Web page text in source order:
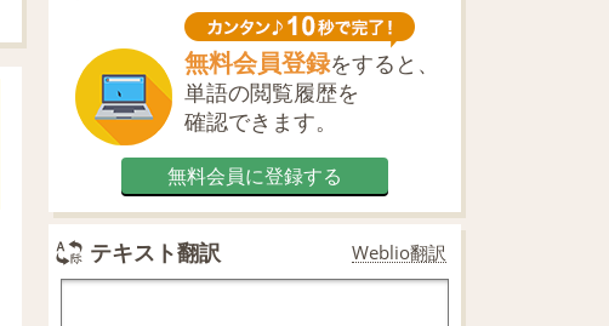
無料会員登録をすると、
単語の閲覧履歴を
確認できます。
無料会員に登録する
テキスト翻訳 Weblio翻訳